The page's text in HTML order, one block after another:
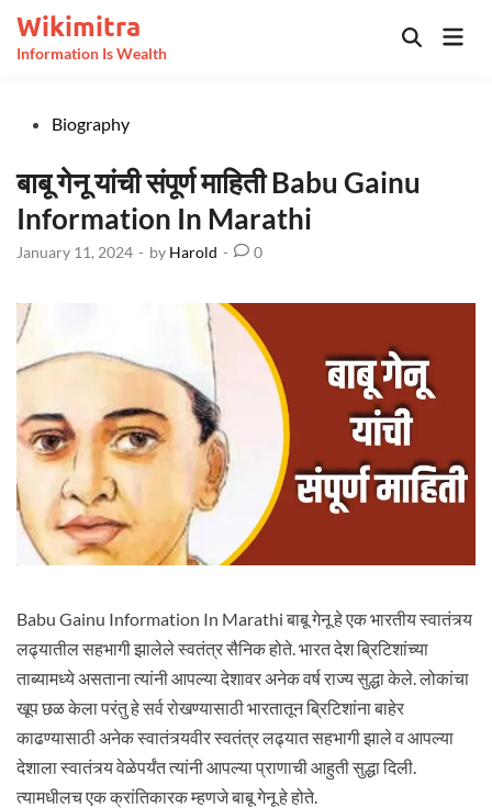
content
Wikimitra
Information Is Wealth
Open
PostedBiography
बाबू गेनू यांची संपूर्ण माहिती Babu Gainu
Information In Marathi
January 11, 2024 - by Harold - 0
Babu Gainu Information In Marathi बाबू गेनू हे एक भारतीय स्वातंत्र्य
लढ्यातील सहभागी झालेले स्वतंत्र सैनिक होते. भारत देश ब्रिटिशांच्या
ताब्यामध्ये असताना त्यांनी आपल्या देशावर अनेक वर्ष राज्य सुद्धा केले. लोकांचा
खूप छळ केला परंतु हे सर्व रोखण्यासाठी भारतातून ब्रिटिशांना बाहेर
काढण्यासाठी अनेक स्वातंत्र्यवीर स्वतंत्र लढ्यात सहभागी झाले व आपल्या
देशाला स्वातंत्र्य वेळेपर्यंत त्यांनी आपल्या प्राणाची आहुती सुद्धा दिली.
त्यामधीलच एक क्रांतिकारक म्हणजे बाबू गेनू हे होते.